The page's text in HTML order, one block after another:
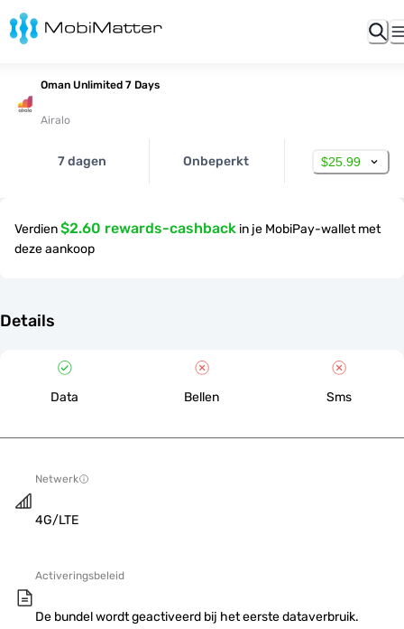
Oman Unlimited 7 Days
Airalo
7 dagen Onbeperkt $25.99
Verdien$2.60 rewards-cashback in je MobiPay-wallet met
deze aankoop
Details
Data Bellen Sms
Netwerk
4G/LTE
Activeringsbeleid
De bundel wordt geactiveerd bij het eerste dataverbruik.